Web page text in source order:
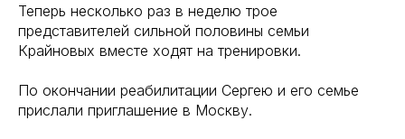
Теперь несколько раз в неделю трое
представителей сильной половины семьи
Крайновых вместе ходят на тренировки.
По окончании реабилитации Сергею и его семье
прислали приглашение в Москву.